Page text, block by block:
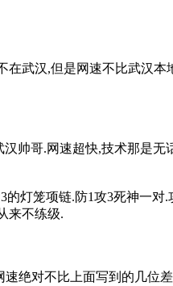
武汉,但是网速不比武汉本
帅哥.网速超快,技术那是无
灯笼项链.防1攻3死神一对.
来不练级.
绝对不比上面写到的几位